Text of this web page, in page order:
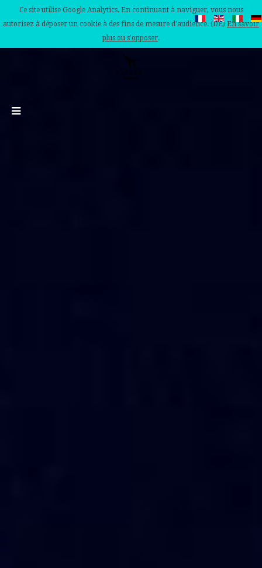
Ce site utilise Google Analytics. En continuant à naviguer, vous nous
autorisez à déposer un cookie à des fins de mesure d'audience. (DE) En savoir
plus ou s'opposer.